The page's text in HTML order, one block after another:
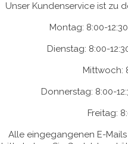
Unser Kundenservice ist zu
Montag: 8:00-
Dienstag: 8:00-
Mittwoch:
Donnerstag: 8:00-
Freitag:
Alle eingegangenen E-